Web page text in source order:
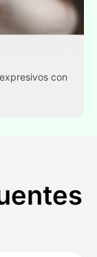
con